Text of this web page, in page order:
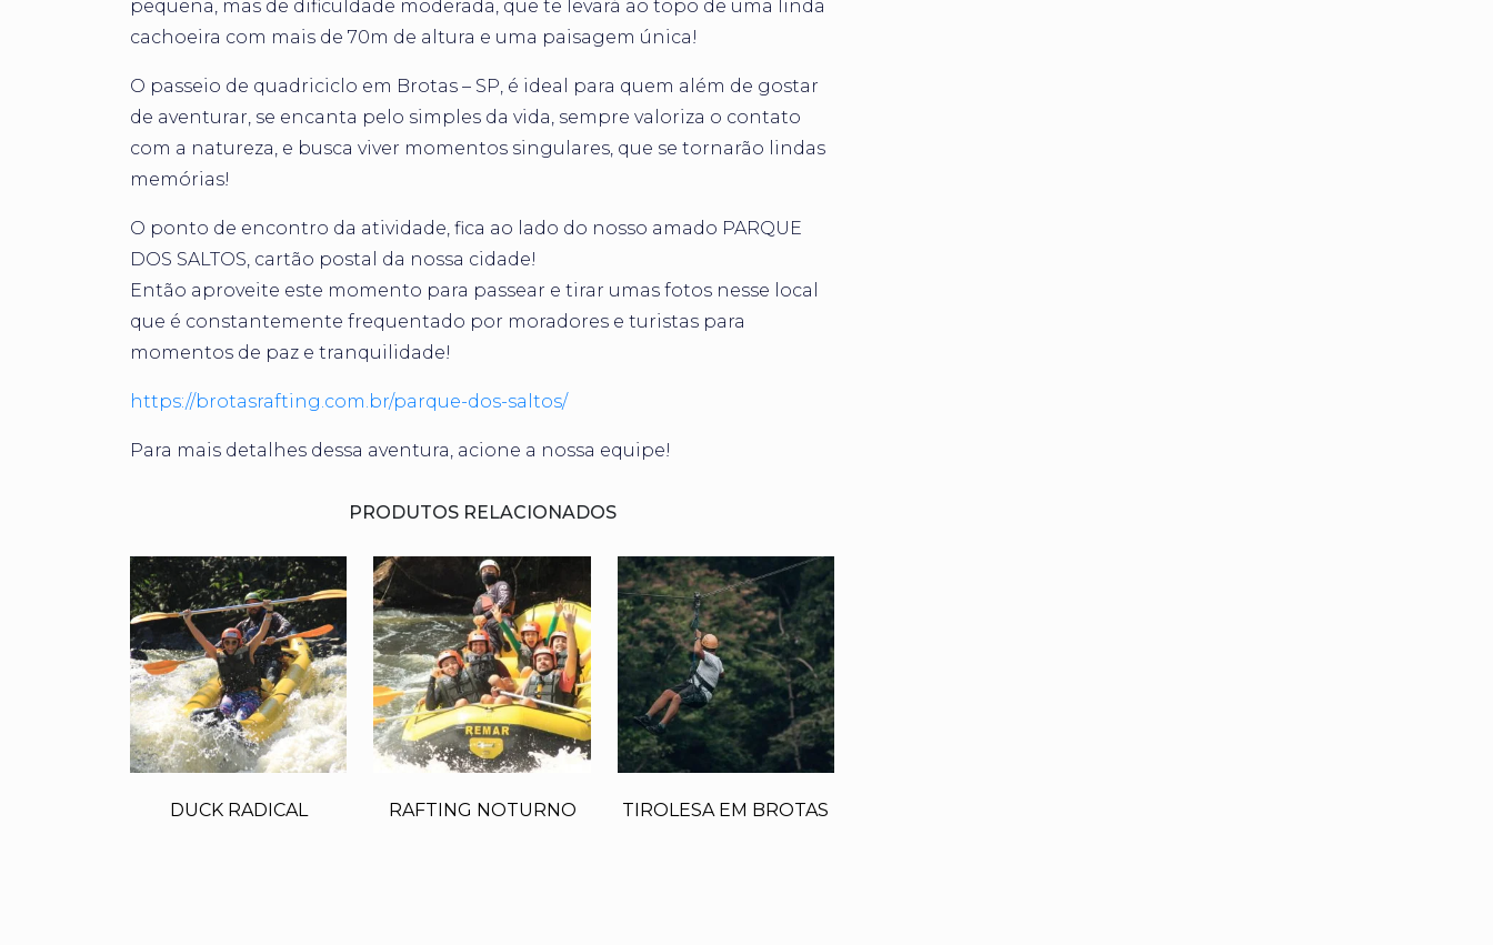
pequena, mas de dificuldade moderada, que te levará ao topo de uma linda
cachoeira com mais de 70m de altura e uma paisagem única!
O passeio de quadriciclo em Brotas – SP, é ideal para quem além de gostar
de aventurar, se encanta pelo simples da vida, sempre valoriza o contato
com a natureza, e busca viver momentos singulares, que se tornarão lindas
memórias!
O ponto de encontro da atividade, fica ao lado do nosso amado PARQUE
DOS SALTOS, cartão postal da nossa cidade!
Então aproveite este momento para passear e tirar umas fotos nesse local
que é constantemente frequentado por moradores e turistas para
momentos de paz e tranquilidade!
https://brotasrafting.com.br/parque-dos-saltos/
Para mais detalhes dessa aventura, acione a nossa equipe!
PRODUTOS RELACIONADOS
DUCK RADICAL RAFTING NOTURNO TIROLESA EM BROTAS